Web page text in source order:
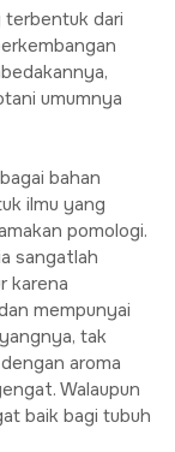
dari
umumnya
bahan
ilmu yang
pomologi.
sangatlah
karena
mempunyai
tak
aroma
Walaupun
baik bagi tubuh